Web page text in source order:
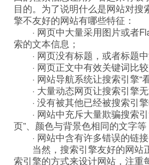
目的。为了说明什么是网站对
擎不友好的网站有哪些特征：
· 网页中大量采用图片或者
索的文本信息；
· 网页没有标题，或者标题中
· 网页正文中有效关键词比较
· 网站导航系统让搜索引擎“看
· 大量动态网页让搜索引擎无
· 没有被其他已经被搜索引擎
· 网站中充斥大量欺骗搜索引
页”、颜色与背景色相同的文字等
· 网站中含有许多错误的链接
当然，搜索引擎友好的网站
索引擎的方式来设计网站，注